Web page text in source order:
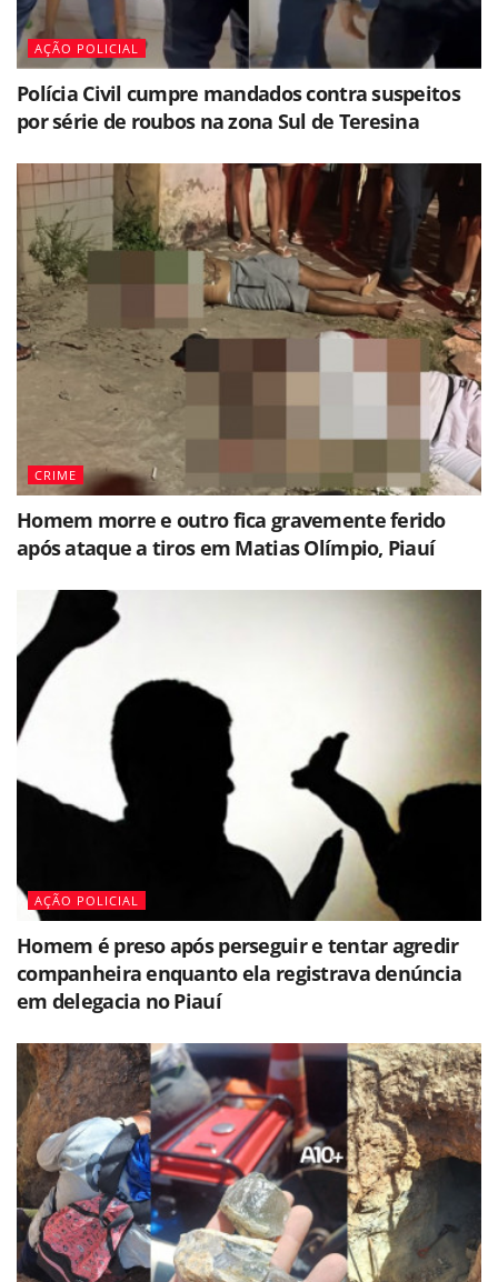
AÇÃO POLICIAL
Polícia Civil cumpre mandados contra suspeitos
por série de roubos na zona Sul de Teresina
CRIME
Homem morre e outro fica gravemente ferido
após ataque a tiros em Matias Olímpio, Piauí
AÇÃO POLICIAL
Homem é preso após perseguir e tentar agredir
companheira enquanto ela registrava denúncia
em delegacia no Piauí